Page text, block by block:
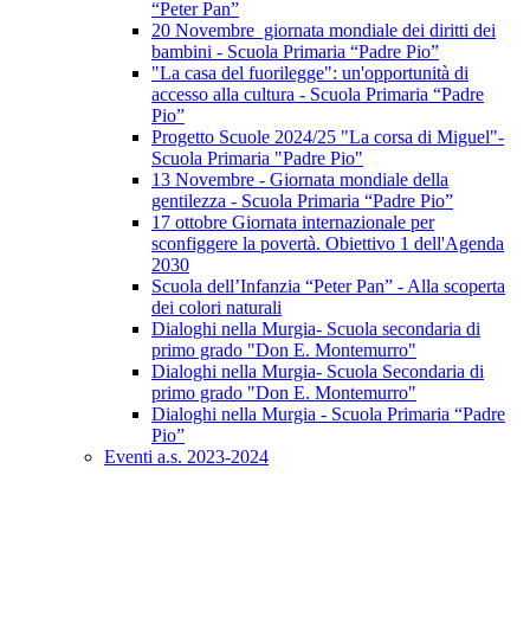
“Peter Pan”
20 Novembre giornata mondiale dei diritti dei
bambini - Scuola Primaria “Padre Pio”
"La casa del fuorilegge": un'opportunità di
accesso alla cultura - Scuola Primaria “Padre
Pio”
Progetto Scuole 2024/25 "La corsa di Miguel"-
Scuola Primaria "Padre Pio"
13 Novembre - Giornata mondiale della
gentilezza - Scuola Primaria “Padre Pio”
17 ottobre Giornata internazionale per
sconfiggere la povertà. Obiettivo 1 dell'Agenda
2030
Scuola dell’Infanzia “Peter Pan” - Alla scoperta
dei colori naturali
Dialoghi nella Murgia- Scuola secondaria di
primo grado "Don E. Montemurro"
Dialoghi nella Murgia- Scuola Secondaria di
primo grado "Don E. Montemurro"
Dialoghi nella Murgia - Scuola Primaria “Padre
Pio”
Eventi a.s. 2023-2024